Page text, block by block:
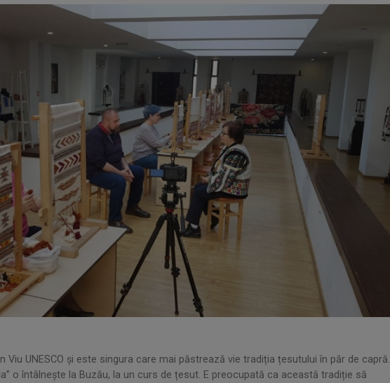
Viu UNESCO și este singura care mai păstrează vie tradiția țesutului în păr de capră.
o întâlneşte la Buzău, la un curs de țesut. E preocupată ca această tradiție să